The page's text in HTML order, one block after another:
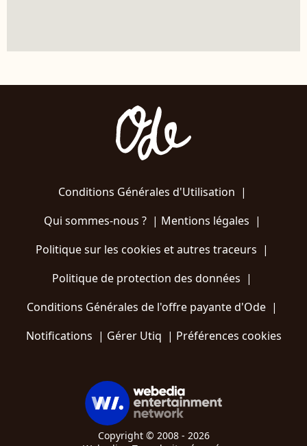
Conditions Générales d'Utilisation |
Qui sommes-nous ?| Mentions légales |
Politique sur les cookies et autres traceurs |
Politique de protection des données |
Conditions Générales de l'offre payante d'Ode |
Notifications | Gérer Utiq | Préférences cookies
Copyright © 2008 - 2026